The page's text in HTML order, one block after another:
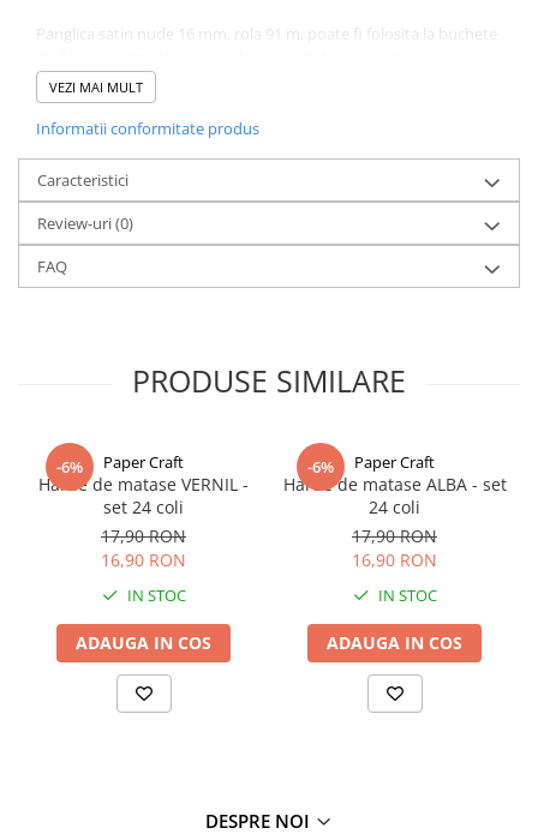
Panglica satin nude 16 mm, rola 91 m, poate fi folosita la buchete
Halloween, gale elegante.
Fabricata din material de calitate superioara, panglica are o
gama larga de utilizari: fundite si ambalaje pentru cadouri,
decoratiuni la nunti, botezuri si alte evenimente, aranjamente
florale, proiecte de croitorie si accesorii fashion.
Disponibila în multiple latimi (6 mm, 9 mm, 16 mm, 22 mm, 28
mm, 38 mm) si o paleta bogata de culori, de la nuante clasice (alb,
VEZI MAI MULT
Informatii conformitate produs
Caracteristici
Review-uri(0)
FAQ
PRODUSE SIMILARE
-6% Paper Craft
Hartie de matase VERNIL -
set 24 coli
17,90 RON
16,90 RON
IN STOC
ADAUGA IN COS
-6% Paper Craft
Hartie de matase ALBA - set
24 coli
17,90 RON
16,90 RON
IN STOC
ADAUGA IN COS
DESPRE NOI